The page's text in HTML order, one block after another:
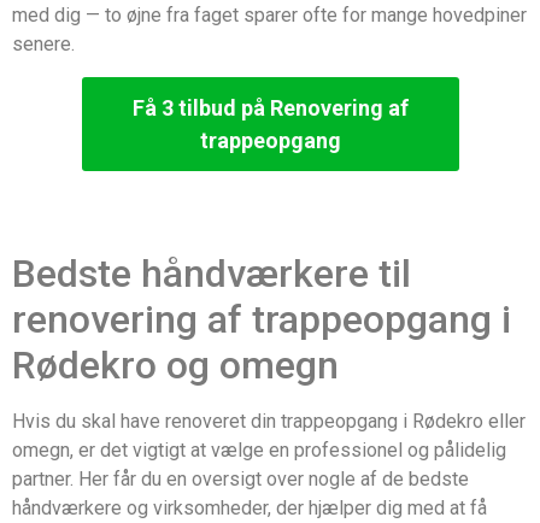
med dig — to øjne fra faget sparer ofte for mange hovedpiner
senere.
Få 3 tilbud på Renovering af
trappeopgang
Bedste håndværkere til
renovering af trappeopgang i
Rødekro og omegn
Hvis du skal have renoveret din trappeopgang i Rødekro eller
omegn, er det vigtigt at vælge en professionel og pålidelig
partner. Her får du en oversigt over nogle af de bedste
håndværkere og virksomheder, der hjælper dig med at få